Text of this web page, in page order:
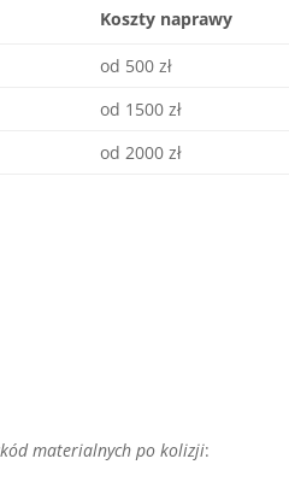
Koszty naprawy
od 500 zł
od 1500 zł
od 2000 zł
materialnych po kolizji: